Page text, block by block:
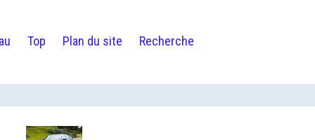
Top Plan du site Recherche